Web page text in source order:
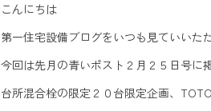
こんにちは
第一住宅設備ブログをいつも見ていいた
今回は先月の青いポスト２月２５日号に
台所混合栓の限定２０台限定企画、